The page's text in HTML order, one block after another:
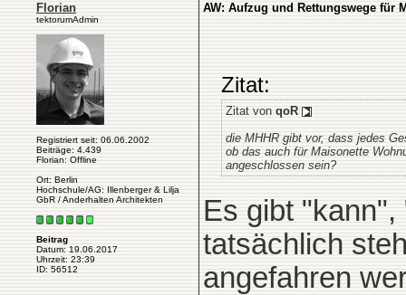
Florian
tektorumAdmin
Registriert seit: 06.06.2002
Beiträge: 4.439
Florian: Offline
Ort: Berlin
Hochschule/AG: Illenberger & Lilja
GbR / Anderhalten Architekten
Beitrag
Datum: 19.06.2017
Uhrzeit: 23:39
ID: 56512
AW: Aufzug und Rettungswege für
Zitat:
Zitat von qoR
die MHHR gibt vor, dass jedes
ob das auch für Maisonette
angeschlossen sein?
Es gibt
tatsächlich
angefahren